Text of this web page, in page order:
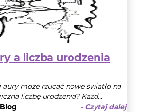
a liczba urodzenia
aury może rzucać nowe światło na
liczbę urodzenia? Każd...
Blog
- Czytaj dalej